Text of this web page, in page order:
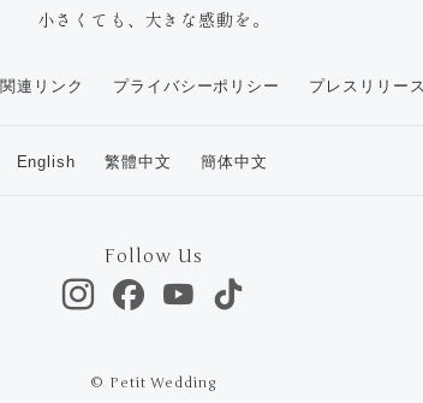
小さくても、大きな感動を。
関連リンク プライバシーポリシー プレスリリース
English 繁體中文 簡体中文
Follow Us
© Petit Wedding